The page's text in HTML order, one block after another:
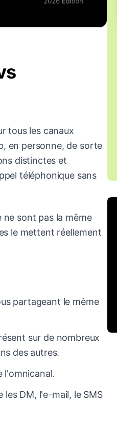
tous les canaux
en personne, de sorte
distinctes et
téléphonique sans
ne sont pas la même
le mettent réellement
partageant le même
sur de nombreux
des autres.
l'omnicanal.
DM, l'e-mail, le SMS